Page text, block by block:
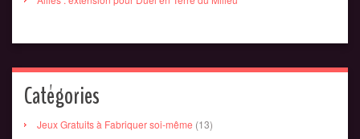
Catégories
Jeux Gratuits à Fabriquer soi-même (13)